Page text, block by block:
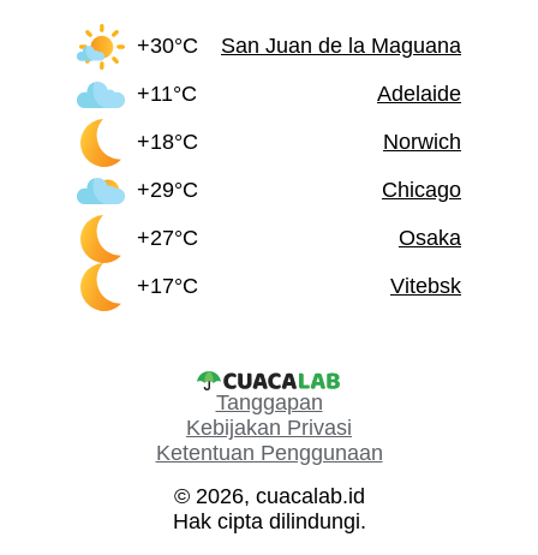
+30°C
San Juan de la Maguana
+11°C
Adelaide
+18°C
Norwich
+29°C
Chicago
+27°C
Osaka
+17°C
Vitebsk
Tanggapan
Kebijakan Privasi
Ketentuan Penggunaan
© 2026, cuacalab.id
Hak cipta dilindungi.